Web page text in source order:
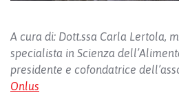
A cura di: Dott.ssa Carla Lertola,
specialista in Scienza
presidente e cofondatrice
Onlus